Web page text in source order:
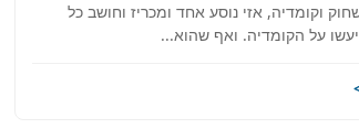
וקומדיה, אזי נוסע אחד ומכריז וחושב כל
על הקומדיה. ואף שהוא...